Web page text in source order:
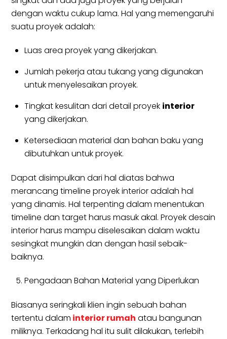
dengan waktu cukup lama. Hal yang memengaruhi
suatu proyek adalah:
Luas area proyek yang dikerjakan.
Jumlah pekerja atau tukang yang digunakan
untuk menyelesaikan proyek.
Tingkat kesulitan dari detail proyek interior
yang dikerjakan.
Ketersediaan material dan bahan baku yang
dibutuhkan untuk proyek.
Dapat disimpulkan dari hal diatas bahwa
merancang timeline proyek interior adalah hal
yang dinamis. Hal terpenting dalam menentukan
timeline dan target harus masuk akal. Proyek desain
interior harus mampu diselesaikan dalam waktu
sesingkat mungkin dan dengan hasil sebaik-
baiknya.
Pengadaan Bahan Material yang Diperlukan
Biasanya seringkali klien ingin sebuah bahan
tertentu dalam interior rumah atau bangunan
miliknya. Terkadang hal itu sulit dilakukan, terlebih